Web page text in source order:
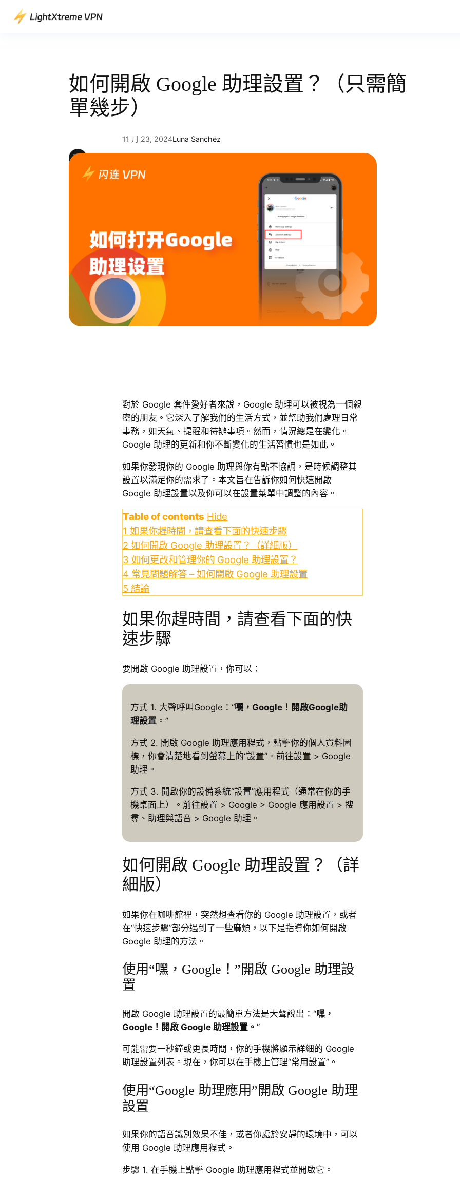
如何開啟 Google 助理設置？（只需簡
單幾步）
11 月 23, 2024Luna Sanchez
對於 Google 套件愛好者來說，Google 助理可以被視為一個親
密的朋友。它深入了解我們的生活方式，並幫助我們處理日常
事務，如天氣、提醒和待辦事項。然而，情況總是在變化。
Google 助理的更新和你不斷變化的生活習慣也是如此。
如果你發現你的 Google 助理與你有點不協調，是時候調整其
設置以滿足你的需求了。本文旨在告訴你如何快速開啟
Google 助理設置以及你可以在設置菜單中調整的內容。
Table of contents Hide
1 如果你趕時間，請查看下面的快速步驟
2 如何開啟 Google 助理設置？（詳細版）
3 如何更改和管理你的 Google 助理設置？
4 常見問題解答 – 如何開啟 Google 助理設置
5 結論
如果你趕時間，請查看下面的快
速步驟
要開啟 Google 助理設置，你可以：
方式 1. 大聲呼叫Google：“嘿，Google！開啟Google助
理設置 。”
方式 2. 開啟 Google 助理應用程式，點擊你的個人資料圖
標，你會清楚地看到螢幕上的“設置”。前往設置 > Google
助理。
方式 3. 開啟你的設備系統“設置”應用程式（通常在你的手
機桌面上）。前往設置 > Google > Google 應用設置 > 搜
尋、助理與語音 > Google 助理。
如何開啟 Google 助理設置？（詳
細版）
如果你在咖啡館裡，突然想查看你的 Google 助理設置，或者
在“快速步驟”部分遇到了一些麻煩，以下是指導你如何開啟
Google 助理的方法。
使用“嘿，Google！”開啟 Google 助理設
置
開啟 Google 助理設置的最簡單方法是大聲說出：“嘿，
Google！開啟 Google 助理設置。 ”
可能需要一秒鐘或更長時間，你的手機將顯示詳細的 Google
助理設置列表。現在，你可以在手機上管理“常用設置”。
使用“Google 助理應用”開啟 Google 助理
設置
如果你的語音識別效果不佳，或者你處於安靜的環境中，可以
使用 Google 助理應用程式。
步驟 1. 在手機上點擊 Google 助理應用程式並開啟它。